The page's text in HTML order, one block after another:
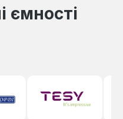
ємності